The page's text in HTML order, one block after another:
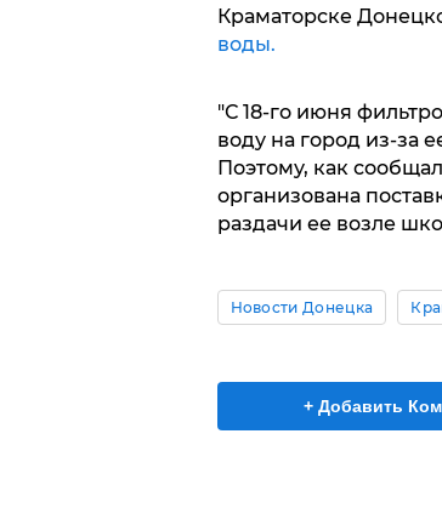
Краматорске
воды.
"С 18-го июня
воду на город из-за
Поэтому, как
организована
раздачи ее возле
Новости Донецка
+ Добавить